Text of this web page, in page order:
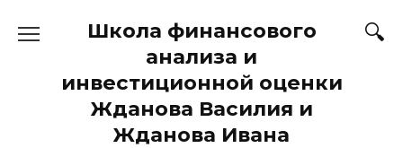
Школа финансового
анализа и
инвестиционной оценки
Жданова Василия и
Жданова Ивана